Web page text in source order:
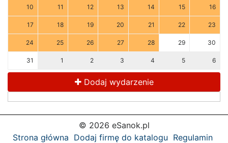
10 11 12 13 14 15 16
17 18 19 20 21 22 23
24 25 26 27 28 29 30
31 1 2 3 4 5 6
Dodaj wydarzenie
© 2026 eSanok.pl
Strona główna Dodaj firmę do katalogu Regulamin